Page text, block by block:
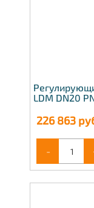
LDM DN20
226 863
-